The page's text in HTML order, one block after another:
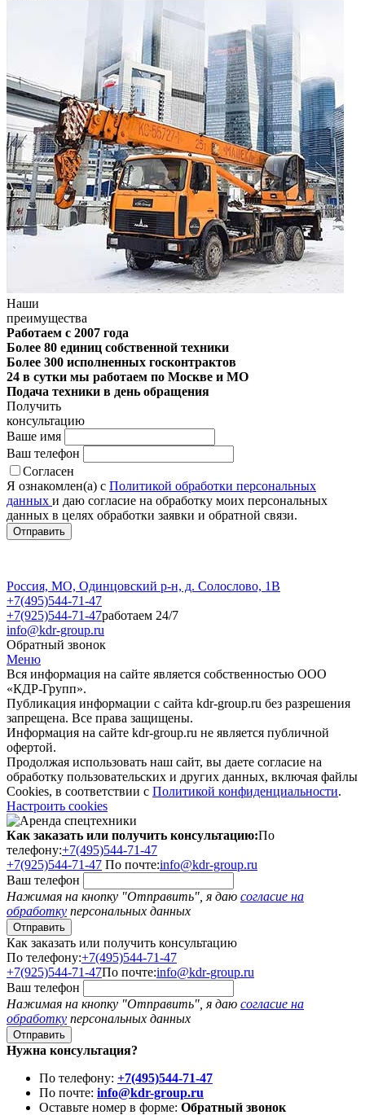
Наши
преимущества
Работаем с 2007 года
Более 80 единиц собственной техники
Более 300 исполненных госконтрактов
24 в сутки мы работаем по Москве и МО
Подача техники в день обращения
Получить
консультацию
Ваше имя
Ваш телефон
Согласен
Я ознакомлен(а) с Политикой обработки персональных
данных и даю согласие на обработку моих персональных
данных в целях обработки заявки и обратной связи.
Россия, МО, Одинцовский р-н, д. Солослово, 1В
+7(495)544-71-47
+7(925)544-71-47работаем 24/7
info@kdr-group.ru
Обратный звонок
Меню
Вся информация на сайте является собственностью ООО
«КДР-Групп».
Публикация информации с сайта kdr-group.ru без разрешения
запрещена. Все права защищены.
Информация на сайте kdr-group.ru не является публичной
офертой.
Продолжая использовать наш сайт, вы даете согласие на
обработку пользовательских и других данных, включая файлы
Cookies, в соответствии с Политикой конфиденциальности.
Настроить cookies
Как заказать или получить консультацию:По
телефону:+7(495)544-71-47
+7(925)544-71-47 По почте:info@kdr-group.ru
Ваш телефон
Нажимая на кнопку "Отправить", я даю согласие на
обработку персональных данных
Как заказать или получить консультацию
По телефону:+7(495)544-71-47
+7(925)544-71-47По почте:info@kdr-group.ru
Ваш телефон
Нажимая на кнопку "Отправить", я даю согласие на
обработку персональных данных
Нужна консультация?
По телефону: +7(495)544-71-47
По почте: info@kdr-group.ru
Оставьте номер в форме: Обратный звонок